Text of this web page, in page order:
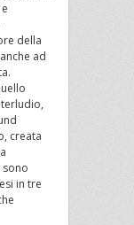
della
ad
creata
sono
in tre